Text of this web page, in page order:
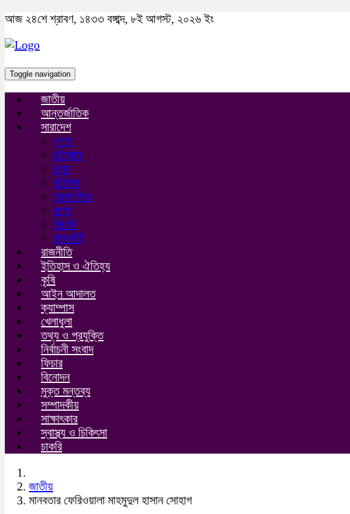
আজ ২৪শে শ্রাবণ, ১৪৩৩ বঙ্গাব্দ, ৮ই আগস্ট, ২০২৬ ইং
Toggle navigation
জাতীয়
আন্তর্জাতিক
সারাদেশ
খুলনা
চট্টগ্রাম
ঢাকা
বরিশাল
ময়মনসিংহ
রংপুর
সিলেট
রাজশাহী
রাজনীতি
ইতিহাস ও ঐতিহ্য
কৃষি
আইন আদালত
ক্যাম্পাস
খেলাধুলা
তথ্য ও প্রযুক্তি
নির্বাচনী সংবাদ
ফিচার
বিনোদন
মুক্ত মন্তব্য
সম্পাদকীয়
সাক্ষাৎকার
স্বাস্থ্য ও চিকিৎসা
চাকরি
জাতীয়
মানবতার ফেরিওয়ালা মাহমুদুল হাসান সোহাগ